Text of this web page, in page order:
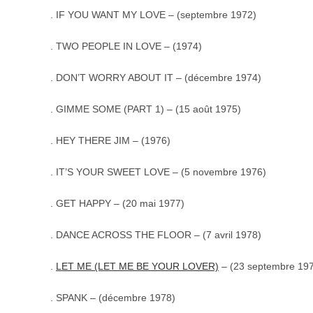
. IF YOU WANT MY LOVE – (septembre 1972)
. TWO PEOPLE IN LOVE – (1974)
. DON’T WORRY ABOUT IT – (décembre 1974)
. GIMME SOME (PART 1) – (15 août 1975)
. HEY THERE JIM – (1976)
IT’S YOUR SWEET LOVE – (5 novembre 1976)
. GET HAPPY – (20 mai 1977)
. DANCE ACROSS THE FLOOR – (7 avril 1978)
LET ME (LET ME BE YOUR LOVER) – (23 septembre
. SPANK – (décembre 1978)